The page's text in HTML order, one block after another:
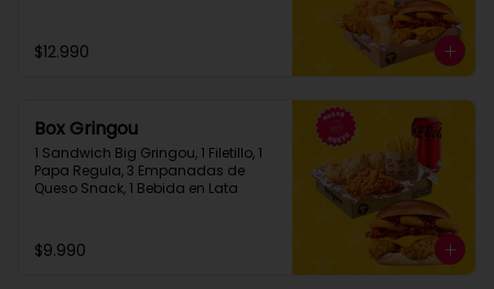
$12.990
Box Gringou
1 Sandwich Big Gringou, 1 Filetillo, 1
Papa Regula, 3 Empanadas de
Queso Snack, 1 Bebida en Lata
$9.990